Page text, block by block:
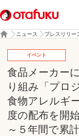
ニュース プレスリリー
イベント
食品メーカー
り組み「プロ
食物アレルギ
度の配布を開
～５年間で累